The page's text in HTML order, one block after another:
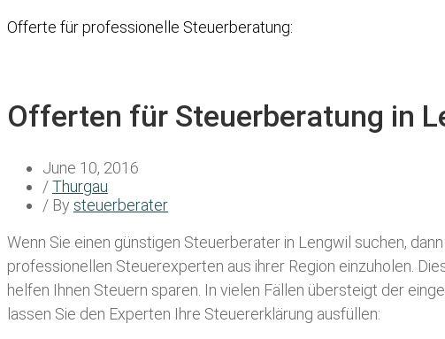
Offerte für professionelle Steuerberatung:
Offerten für Steuerberatung in
June 10, 2016
/Thurgau
/ By steuerberater
Wenn Sie einen günstigen Steuerberater in Lengwil suchen,
professionellen Steuerexperten aus ihrer Region einzuholen.
helfen Ihnen Steuern sparen. In vielen Fällen übersteigt der
lassen Sie den Experten Ihre Steuererklärung ausfüllen: